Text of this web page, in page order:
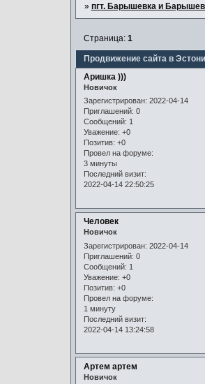
» пгт. Барышевка и
Продвижение сайта в
Страница: 1
Аришка )))
Новичок
Зарегистрирован: 2022-04-14
Приглашений: 0
Сообщений: 1
Уважение: +0
Позитив: +0
Провел на форуме:
3 минуты
Последний визит:
2022-04-14 22:50:25
Человек
Новичок
Зарегистрирован: 2022-04-14
Приглашений: 0
Сообщений: 1
Уважение: +0
Позитив: +0
Провел на форуме:
1 минуту
Последний визит:
2022-04-14 13:24:58
Артем артем
Новичок